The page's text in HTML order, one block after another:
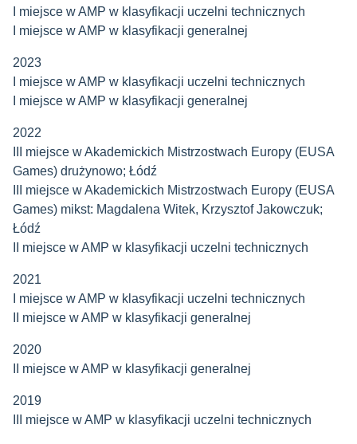
I miejsce w AMP w klasyfikacji uczelni technicznych
I miejsce w AMP w klasyfikacji generalnej
2023
I miejsce w AMP w klasyfikacji uczelni technicznych
I miejsce w AMP w klasyfikacji generalnej
2022
III miejsce w Akademickich Mistrzostwach Europy (EUSA
Games) drużynowo; Łódź
III miejsce w Akademickich Mistrzostwach Europy (EUSA
Games) mikst: Magdalena Witek, Krzysztof Jakowczuk;
Łódź
II miejsce w AMP w klasyfikacji uczelni technicznych
2021
I miejsce w AMP w klasyfikacji uczelni technicznych
II miejsce w AMP w klasyfikacji generalnej
2020
II miejsce w AMP w klasyfikacji generalnej
2019
III miejsce w AMP w klasyfikacji uczelni technicznych